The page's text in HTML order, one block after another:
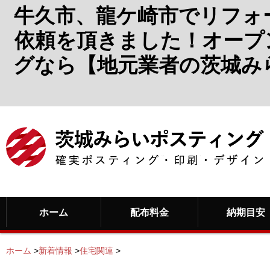
牛久市、龍ケ崎市でリフ
依頼を頂きました！オー
グなら【地元業者の茨城
ホーム 配布料金 納期目安
ホーム >新着情報 >住宅関連 >